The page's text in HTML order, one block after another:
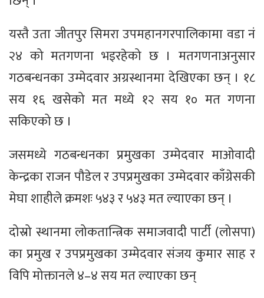
यस्तै उता जीतपुर सिमरा उपमहानगरपालिकामा वडा नं
२४ को मतगणना भइरहेको छ । मतगणनाअनुसार
गठबन्धनका उम्मेदवार अग्रस्थानमा देखिएका छन् । १८
सय १६ खसेको मत मध्ये १२ सय १० मत गणना
सकिएको छ ।
जसमध्ये गठबन्धनका प्रमुखका उम्मेदवार माओवादी
केन्द्रका राजन पौडेल र उपप्रमुखका उम्मेदवार काँग्रेसकी
मेघा शाहीले क्रमशः ५४३ र ५४३ मत ल्याएका छन् ।
दोस्रो स्थानमा लोकतान्त्रिक समाजवादी पार्टी (लोसपा)
का प्रमुख र उपप्रमुखका उम्मेदवार संजय कुमार साह र
विपि मोक्तानले ४–४ सय मत ल्याएका छन्